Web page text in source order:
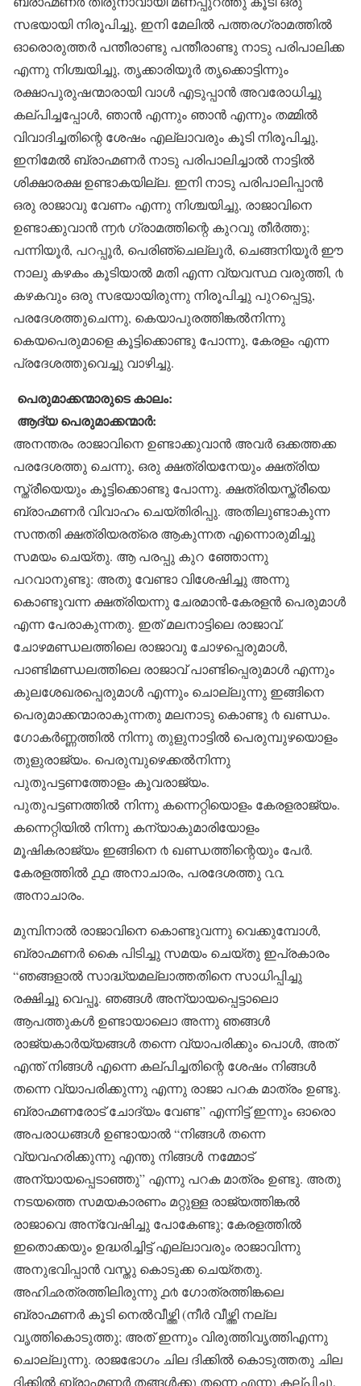
സഭയായി നിരൂപിച്ചു, ഇനി മേലിൽ പത്തരഗ്രാമത്തിൽ
ഓരൊരുത്തർ പന്തീരാണ്ടു പന്തീരാണ്ടു നാടു പരിപാലിക്ക
എന്നു നിശ്ചയിച്ചു, തൃക്കാരിയൂർ തൃക്കൊട്ടിന്നും
രക്ഷാപുരുഷന്മാരായി വാൾ എടുപ്പാൻ അവരോധിച്ചു
കല്പിച്ചപ്പോൾ, ഞാൻ എന്നും ഞാൻ എന്നും തമ്മിൽ
വിവാദിച്ചതിന്റെ ശേഷം എല്ലാവരും കൂടി നിരൂപിച്ചു,
ഇനിമേൽ ബ്രാഹ്മണർ നാടു പരിപാലിച്ചാൽ നാട്ടിൽ
ശിക്ഷാരക്ഷ ഉണ്ടാകയില്ല. ഇനി നാടു പരിപാലിപ്പാൻ
ഒരു രാജാവു വേണം എന്നു നിശ്ചയിച്ചു, രാജാവിനെ
ഉണ്ടാക്കുവാൻ ൬൪ ഗ്രാമത്തിന്റെ കുറവു തീർത്തു;
പന്നിയൂർ, പറപ്പൂർ, പെരിഞ്ചെല്ലൂർ, ചെങ്ങനിയൂർ ഈ
നാലു കഴകം കൂടിയാൽ മതി എന്ന വ്യവസ്ഥ വരുത്തി, ൪
കഴകവും ഒരു സഭയായിരുന്നു നിരൂപിച്ചു പുറപ്പെട്ടു,
പരദേശത്തുചെന്നു, കെയാപുരത്തിങ്കൽനിന്നു
കെയപെരുമാളെ കൂട്ടിക്കൊണ്ടു പോന്നു, കേരളം എന്ന
പ്രദേശത്തുവെച്ചു വാഴിച്ചു.
പെരുമാക്കന്മാരുടെ കാലം:
ആദ്യ പെരുമാക്കന്മാർ:
അനന്തരം രാജാവിനെ ഉണ്ടാക്കുവാൻ അവർ ഒക്കത്തക്ക
പരദേശത്തു ചെന്നു, ഒരു ക്ഷത്രിയനേയും ക്ഷത്രിയ
സ്ത്രീയെയും കൂട്ടിക്കൊണ്ടു പോന്നു. ക്ഷത്രിയസ്ത്രീയെ
ബ്രാഹ്മണർ വിവാഹം ചെയ്തിരിപ്പു. അതിലുണ്ടാകുന്ന
സന്തതി ക്ഷത്രിയരത്രെ ആകുന്നത എന്നൊരുമിച്ചു
സമയം ചെയ്തു. ആ പരപ്പു കുറ ഞ്ഞോന്നു
പറവാനുണ്ടു: അതു വേണ്ടാ വിശേഷിച്ചു അന്നു
കൊണ്ടുവന്ന ക്ഷത്രിയന്നു ചേരമാൻ-കേരളൻ പെരുമാൾ
എന്ന പേരാകുന്നതു. ഇത് മലനാട്ടിലെ രാജാവ്.
ചോഴമണ്ഡലത്തിലെ രാജാവു ചോഴപ്പെരുമാൾ,
പാണ്ടിമണ്ഡലത്തിലെ രാജാവ് പാണ്ടിപ്പെരുമാൾ എന്നും
കുലശേഖരപ്പെരുമാൾ എന്നും ചൊല്ലുന്നു ഇങ്ങിനെ
പെരുമാക്കന്മാരാകുന്നതു മലനാടു കൊണ്ടു ൪ ഖണ്ഡം.
ഗോകർണ്ണത്തിൽ നിന്നു തുളുനാട്ടിൽ പെരുമ്പുഴയൊളം
തുളുരാജ്യം. പെരുമ്പുഴെക്കൽനിന്നു
പുതുപട്ടണത്തോളം കൂവരാജ്യം.
പുതുപട്ടണത്തിൽ നിന്നു കന്നെറ്റിയൊളം കേരളരാജ്യം.
കന്നെറ്റിയിൽ നിന്നു കന്യാകുമാരിയോളം
മൂഷികരാജ്യം ഇങ്ങിനെ ൪ ഖണ്ഡത്തിന്റെയും പേർ.
കേരളത്തിൽ ൧൧ അനാചാരം, പരദേശത്തു ൨൨
അനാചാരം.
മുമ്പിനാൽ രാജാവിനെ കൊണ്ടുവന്നു വെക്കുമ്പോൾ,
ബ്രാഹ്മണർ കൈ പിടിച്ചു സമയം ചെയ്തു ഇപ്രകാരം
“ഞങ്ങളാൽ സാദ്ധ്യമല്ലാത്തതിനെ സാധിപ്പിച്ചു
രക്ഷിച്ചു വെപ്പൂ. ഞങ്ങൾ അന്യായപ്പെട്ടാലൊ
ആപത്തുകൾ ഉണ്ടായാലൊ അന്നു ഞങ്ങൾ
രാജ്യകാർയ്യങ്ങൾ തന്നെ വ്യാപരിക്കും പൊൾ, അത്
എന്ത് നിങ്ങൾ എന്നെ കല്പിച്ചതിന്റെ ശേഷം നിങ്ങൾ
തന്നെ വ്യാപരിക്കുന്നു എന്നു രാജാ പറക മാത്രം ഉണ്ടു.
ബ്രാഹ്മണരോട് ചോദ്യം വേണ്ട” എന്നിട്ട് ഇന്നും ഓരൊ
അപരാധങ്ങൾ ഉണ്ടായാൽ “നിങ്ങൾ തന്നെ
വ്യവഹരിക്കുന്നു എന്തു നിങ്ങൾ നമ്മോട്
അന്യായപ്പെടാഞ്ഞു” എന്നു പറക മാത്രം ഉണ്ടു. അതു
നടയത്തെ സമയകാരണം മറ്റുള്ള രാജ്യത്തിങ്കൽ
രാജാവെ അന്വേഷിച്ചു പോകേണ്ടു; കേരളത്തിൽ
ഇതൊക്കയും ഉദ്ധരിച്ചിട്ട് എല്ലാവരും രാജാവിന്നു
അനുഭവിപ്പാൻ വസ്തു കൊടുക്ക ചെയ്തതു.
അഹിഛത്രത്തിലിരുന്നു ൧൪ ഗോത്രത്തിങ്കലെ
ബ്രാഹ്മണർ കൂടി നെൽവീഴ്ത്തി (നീർ വീഴ്ത്തി നല്ല
വൃത്തികൊടുത്തു; അത് ഇന്നും വിരുത്തിവൃത്തിഎന്നു
ചൊല്ലുന്നു. രാജഭോഗം ചില ദിക്കിൽ കൊടുത്തതു ചില
ദിക്കിൽ ബ്രാഹ്മണർ തങ്ങൾക്കു തന്നെ എന്നു കല്പിച്ചു,